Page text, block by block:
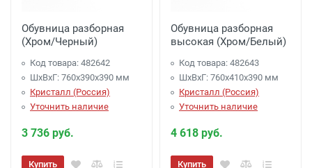
Обувница разборная
(Хром/Черный)
Код товара: 482642
ШхВхГ: 760х390х390 мм
Кристалл (Россия)
Уточнить наличие
3 736 руб.
Купить
Обувница разборная
высокая (Хром/Белый)
Код товара: 482643
ШхВхГ: 760х410х390 мм
Кристалл (Россия)
Уточнить наличие
4 618 руб.
Купить